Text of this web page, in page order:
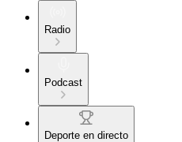
Radio
Podcast
Deporte en directo